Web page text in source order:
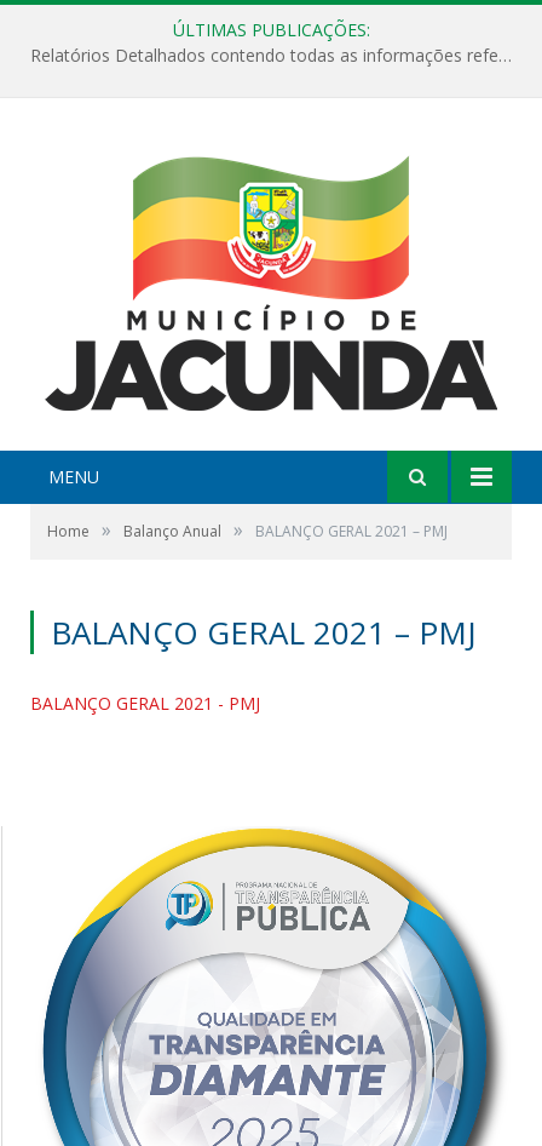
ÚLTIMAS PUBLICAÇÕES:
Relatórios Detalhados contendo todas as informações referentes a execução de recursos destinados ao fomento de projetos culturais no Município de Jacundá entre os anos de 2022 ao presente ano de 2026.
MENU
Home » Balanço Anual » BALANÇO GERAL 2021 – PMJ
BALANÇO GERAL 2021 – PMJ
BALANÇO GERAL 2021 - PMJ